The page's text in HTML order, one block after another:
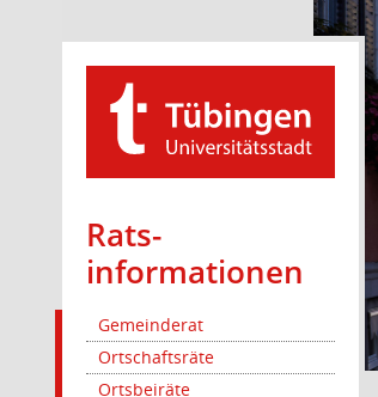
Rats­
informationen
Gemeinderat
Ortschaftsräte
Ortsbeiräte